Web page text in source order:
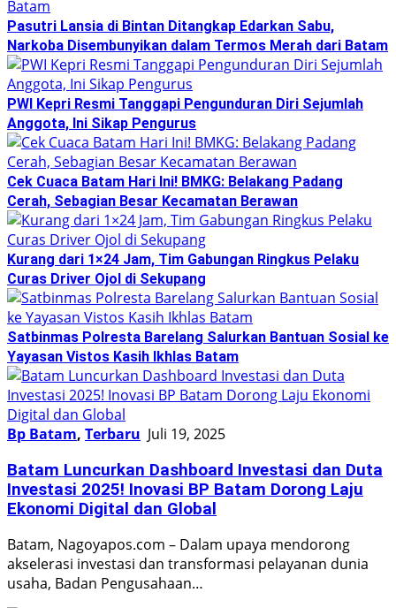
Pasutri Lansia di Bintan Ditangkap Edarkan Sabu,
Narkoba Disembunyikan dalam Termos Merah dari Batam
PWI Kepri Resmi Tanggapi Pengunduran Diri Sejumlah
Anggota, Ini Sikap Pengurus
Cek Cuaca Batam Hari Ini! BMKG: Belakang Padang
Cerah, Sebagian Besar Kecamatan Berawan
Kurang dari 1×24 Jam, Tim Gabungan Ringkus Pelaku
Curas Driver Ojol di Sekupang
Satbinmas Polresta Barelang Salurkan Bantuan Sosial ke
Yayasan Vistos Kasih Ikhlas Batam
Bp Batam, Terbaru Juli 19, 2025
Batam Luncurkan Dashboard Investasi dan Duta
Investasi 2025! Inovasi BP Batam Dorong Laju
Ekonomi Digital dan Global
Batam, Nagoyapos.com – Dalam upaya mendorong
akselerasi investasi dan transformasi pelayanan dunia
usaha, Badan Pengusahaan…